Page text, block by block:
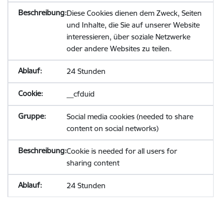
Diese Cookies dienen dem Zweck, Seiten
und Inhalte, die Sie auf unserer Website
interessieren, über soziale Netzwerke
oder andere Websites zu teilen.
24 Stunden
__cfduid
Social media cookies (needed to share
content on social networks)
Cookie is needed for all users for
sharing content
24 Stunden